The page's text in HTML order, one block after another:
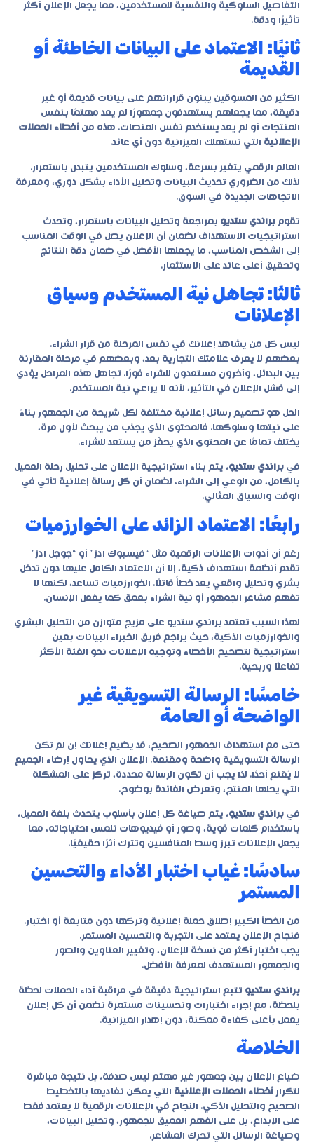
التفاصيل السلوكية والنفسية للمستخدمين، مما يجعل الإعلان أكثر
تأثيرًا ودقة.
ثانيًا: الاعتماد على البيانات الخاطئة أو
القديمة
الكثير من المسوقين يبنون قراراتهم على بيانات قديمة أو غير
دقيقة، مما يجعلهم يستهدفون جمهورًا لم يعد مهتمًا بنفس
المنتجات أو لم يعد يستخدم نفس المنصات. هذه من أخطاء الحملات
الإعلانية التي تستهلك الميزانية دون أي عائد.
العالم الرقمي يتغير بسرعة، وسلوك المستخدمين يتبدل باستمرار.
لذلك من الضروري تحديث البيانات وتحليل الأداء بشكل دوري، ومعرفة
الاتجاهات الجديدة في السوق.
تقوم براندي ستديو بمراجعة وتحليل البيانات باستمرار، وتحدث
استراتيجيات الاستهداف لضمان أن الإعلان يصل في الوقت المناسب
إلى الشخص المناسب، ما يجعلها الأفضل في ضمان دقة النتائج
وتحقيق أعلى عائد على الاستثمار.
ثالثًا: تجاهل نية المستخدم وسياق
الإعلانات
ليس كل من يشاهد إعلانك في نفس المرحلة من قرار الشراء.
بعضهم لا يعرف علامتك التجارية بعد، وبعضهم في مرحلة المقارنة
بين البدائل، وآخرون مستعدون للشراء فورًا. تجاهل هذه المراحل يؤدي
إلى فشل الإعلان في التأثير، لأنه لا يراعي نية المستخدم.
الحل هو تصميم رسائل إعلانية مختلفة لكل شريحة من الجمهور بناءً
على نيتها وسلوكها. فالمحتوى الذي يجذب من يبحث لأول مرة،
يختلف تمامًا عن المحتوى الذي يحفّز من يستعد للشراء.
في براندي ستديو، يتم بناء استراتيجية الإعلان على تحليل رحلة العميل
بالكامل، من الوعي إلى الشراء، لضمان أن كل رسالة إعلانية تأتي في
الوقت والسياق المثالي.
رابعًا: الاعتماد الزائد على الخوارزميات
رغم أن أدوات الإعلانات الرقمية مثل “فيسبوك آدز” أو “جوجل آدز”
تقدم أنظمة استهداف ذكية، إلا أن الاعتماد الكامل عليها دون تدخل
بشري وتحليل واقعي يعد خطأً قاتلًا. الخوارزميات تساعد، لكنها لا
تفهم مشاعر الجمهور أو نية الشراء بعمق كما يفعل الإنسان.
لهذا السبب تعتمد براندي ستديو على مزيج متوازن من التحليل البشري
والخوارزميات الذكية، حيث يراجع فريق الخبراء البيانات بعين
استراتيجية لتصحيح الأخطاء وتوجيه الإعلانات نحو الفئة الأكثر
تفاعلًا وربحية.
خامسًا: الرسالة التسويقية غير
الواضحة أو العامة
حتى مع استهداف الجمهور الصحيح، قد يضيع إعلانك إن لم تكن
الرسالة التسويقية واضحة ومقنعة. الإعلان الذي يحاول إرضاء الجميع
لا يُقنع أحدًا. لذا يجب أن تكون الرسالة محددة، تركز على المشكلة
التي يحلها المنتج، وتعرض الفائدة بوضوح.
في براندي ستديو، يتم صياغة كل إعلان بأسلوب يتحدث بلغة العميل،
باستخدام كلمات قوية، وصور أو فيديوهات تلمس احتياجاته، مما
يجعل الإعلانات تبرز وسط المنافسين وتترك أثرًا حقيقيًا.
سادسًا: غياب اختبار الأداء والتحسين
المستمر
من الخطأ الكبير إطلاق حملة إعلانية وتركها دون متابعة أو اختبار.
فنجاح الإعلان يعتمد على التجربة والتحسين المستمر.
يجب اختبار أكثر من نسخة للإعلان، وتغيير العناوين والصور
والجمهور المستهدف لمعرفة الأفضل.
براندي ستديو تتبع استراتيجية دقيقة في مراقبة أداء الحملات لحظة
بلحظة، مع إجراء اختبارات وتحسينات مستمرة تضمن أن كل إعلان
يعمل بأعلى كفاءة ممكنة، دون إهدار الميزانية.
الخلاصة
ضياع الإعلان بين جمهور غير مهتم ليس صدفة، بل نتيجة مباشرة
لتكرار أخطاء الحملات الإعلانية التي يمكن تفاديها بالتخطيط
الصحيح والتحليل الذكي. النجاح في الإعلانات الرقمية لا يعتمد فقط
على الإبداع، بل على الفهم العميق للجمهور، وتحليل البيانات،
وصياغة الرسائل التي تحرك المشاعر.